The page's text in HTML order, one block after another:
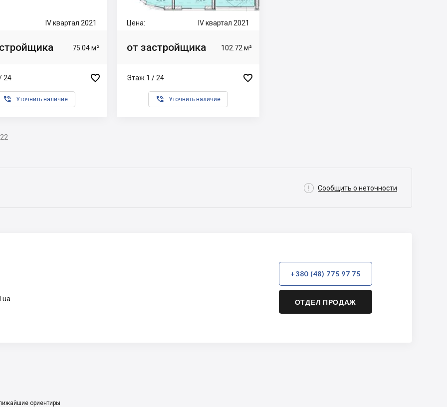
IV квартал 2021
75.04 м²
24 
 Уточнить наличие
Цена: IV квартал 2021
от застройщика 102.72 м²
Этаж 1 / 24 
 Уточнить наличие
 Сообщить о неточности
+380 (48) 775 97 75
ОТДЕЛ ПРОДАЖ
ориентиры